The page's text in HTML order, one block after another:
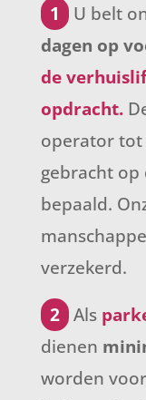
1 U belt
dagen op
de
opdracht.
operator tot
gebracht
bepaald.
verzekerd.
2 Als
dienen
worden